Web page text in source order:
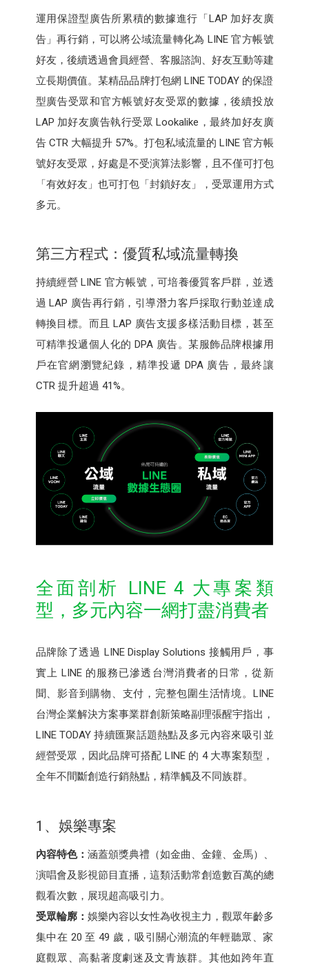
運用保證型廣告所累積的數據進行「LAP 加好友廣
告」再行銷，可以將公域流量轉化為 LINE 官方帳號
好友，後續透過會員經營、客服諮詢、好友互動等建
立長期價值。某精品品牌打包網 LINE TODAY 的保證
型廣告受眾和官方帳號好友受眾的數據，後續投放
LAP 加好友廣告執行受眾 Lookalike，最終加好友廣
告 CTR 大幅提升 57%。打包私域流量的 LINE 官方帳
號好友受眾，好處是不受演算法影響，且不僅可打包
「有效好友」也可打包「封鎖好友」，受眾運用方式
多元。
第三方程式：優質私域流量轉換
持續經營 LINE 官方帳號，可培養優質客戶群，並透
過 LAP 廣告再行銷，引導潛力客戶採取行動並達成
轉換目標。而且 LAP 廣告支援多樣活動目標，甚至
可精準投遞個人化的 DPA 廣告。某服飾品牌根據用
戶在官網瀏覽紀錄，精準投遞 DPA 廣告，最終讓
CTR 提升超過 41%。
全面剖析 LINE 4 大專案類
型，多元內容一網打盡消費者
品牌除了透過 LINE Display Solutions 接觸用戶，事
實上 LINE 的服務已滲透台灣消費者的日常，從新
聞、影音到購物、支付，完整包圍生活情境。LINE
台灣企業解決方案事業群創新策略副理張醒宇指出，
LINE TODAY 持續匯聚話題熱點及多元內容來吸引並
經營受眾，因此品牌可搭配 LINE 的 4 大專案類型，
全年不間斷創造行銷熱點，精準觸及不同族群。
1、娛樂專案
內容特色： 涵蓋頒獎典禮（如金曲、金鐘、金馬）、
演唱會及影視節目直播，這類活動常創造數百萬的總
觀看次數，展現超高吸引力。
受眾輪廓： 娛樂內容以女性為收視主力，觀眾年齡多
集中在 20 至 49 歲，吸引關心潮流的年輕聽眾、家
庭觀眾、高黏著度劇迷及文青族群。其他如跨年直